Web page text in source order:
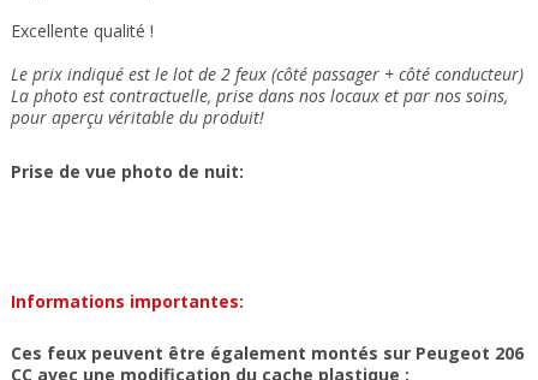
Excellente qualité !
Le prix indiqué est le lot de 2 feux (côté passager + côté conducteur)
La photo est contractuelle, prise dans nos locaux et par nos soins,
pour aperçu véritable du produit!
Prise de vue photo de nuit:
Informations importantes:
Ces feux peuvent être également montés sur Peugeot 206
CC avec une modification du cache plastique :